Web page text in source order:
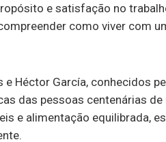
e satisfação no
como viver com
Héctor García, conhecidos
das pessoas centenárias
e alimentação equilibrada,